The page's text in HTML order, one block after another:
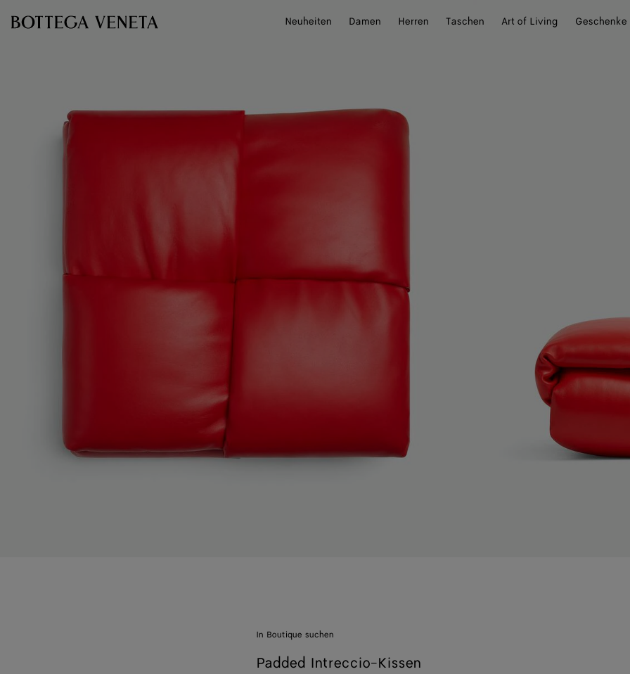
Neuheiten
Damen Herren Taschen Art of Living Geschenke
In Boutique suchen
Padded Intreccio-Kissen